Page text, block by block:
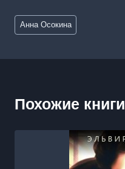
Метки
записи:
Анна Осокина
Похожие книги